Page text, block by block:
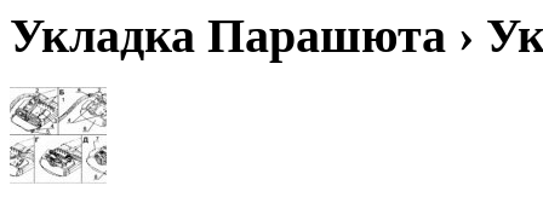
Укладка Парашюта ›